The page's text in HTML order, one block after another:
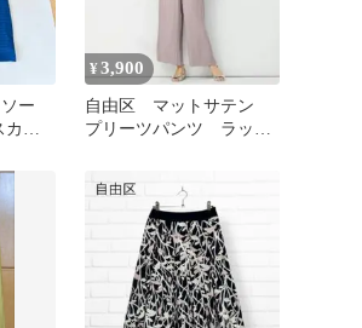
ー
ジ
¥3,900
自由区 マットサテン
プリーツパンツ ラップ